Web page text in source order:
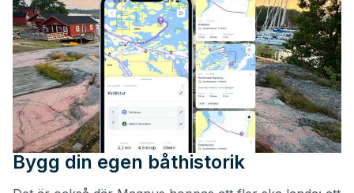
Bygg din egen båthistorik